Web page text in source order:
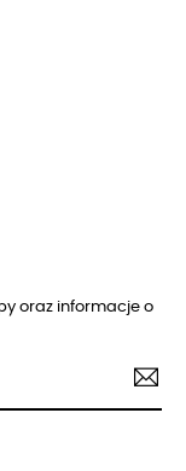
oraz informacje o